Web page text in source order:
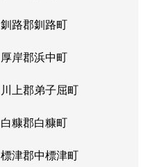
釧路郡釧路町
厚岸郡浜中町
川上郡弟子屈町
白糠郡白糠町
標津郡中標津町